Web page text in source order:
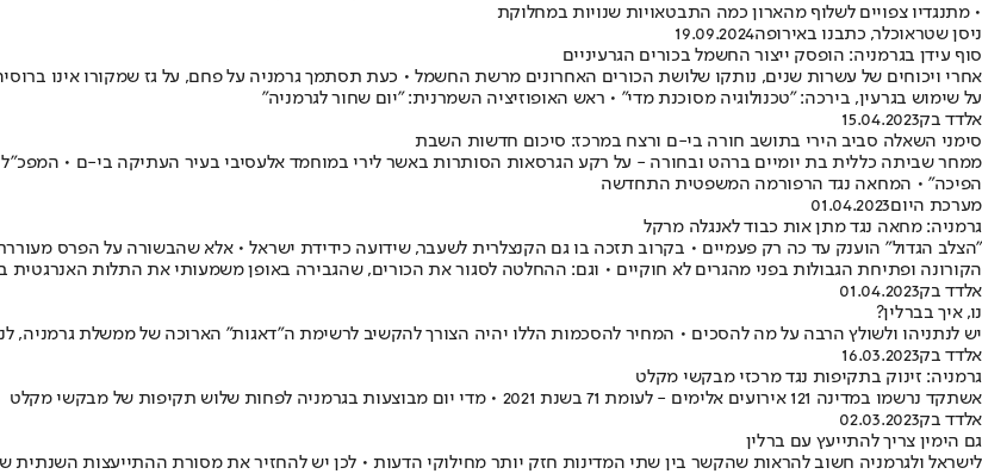
• מתנגדיו צפויים לשלוף מהארון כמה התבטאויות שנויות במחלוקת
ניסן שטראוכלר, כתבנו באירופה19.09.2024
סוף עידן בגרמניה: הופסק ייצור החשמל בכורים הגרעיניים
אחרי ויכוחים של עשרות שנים, נותקו שלושת הכורים האחרונים מרשת החשמל • כעת תסתמך גרמניה על פחם, על גז שמקורו אינו
על שימוש בגרעין, בירכה: "טכנולוגיה מסוכנת מדי" • ראש האופוזיציה השמרנית: "יום שחור לגרמניה"
אלדד בק15.04.2023
סימני השאלה סביב הירי בתושב חורה בי-ם ורצח במרכז: סיכום חדשות השבת
ממחר שביתה כללית בת יומיים ברהט ובחורה - על רקע הגרסאות הסותרות באשר לירי במוחמד אלעסיבי בעיר העתיקה בי-ם •
הפיכה" • המחאה נגד הרפורמה המשפטית התחדשה
מערכת היום01.04.2023
גרמניה: מחאה נגד מתן אות כבוד לאנגלה מרקל
"הצלב הגדול" הוענק עד כה רק פעמיים • בקרוב תזכה בו גם הקנצלרית לשעבר, שידועה כידידת ישראל • אלא שהבשורה על הפרס מעוררת
הקורונה ופתיחת הגבולות בפני מהגרים לא חוקיים • וגם: ההחלטה לסגור את הכורים, שהגבירה באופן משמעותי את התלות האנרגטית
אלדד בק01.04.2023
נו, איך בברלין?
יש לנתניהו ולשולץ הרבה על מה להסכים • המחיר להסכמות הללו יהיה הצורך להקשיב לרשימת ה"דאגות" הארוכה של ממשלת גרמניה,
אלדד בק16.03.2023
גרמניה: זינוק בתקיפות נגד מרכזי מבקשי מקלט
אשתקד נרשמו במדינה 121 אירועים אלימים - לעומת 71 בשנת 2021 • מדי יום מבוצעות בגרמניה לפחות שלוש תקיפות של מבקשי מקלט
אלדד בק02.03.2023
גם הימין צריך להתייעץ עם ברלין
לישראל ולגרמניה חשוב להראות שהקשר בין שתי המדינות חזק יותר מחילוקי הדעות • לכן יש להחזיר את מסורת ההתייעצות השנתית